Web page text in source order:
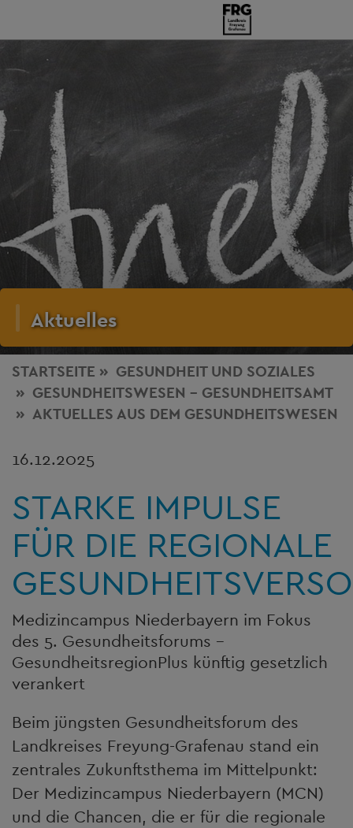
Aktuelles
STARTSEITE GESUNDHEIT UND SOZIALES
GESUNDHEITSWESEN - GESUNDHEITSAMT
AKTUELLES AUS DEM GESUNDHEITSWESEN
16.12.2025
STARKE IMPULSE
FÜR DIE REGIONALE
Medizincampus Niederbayern im Fokus
des 5. Gesundheitsforums –
GesundheitsregionPlus künftig gesetzlich
verankert
Beim jüngsten Gesundheitsforum des
Landkreises Freyung-Grafenau stand ein
zentrales Zukunftsthema im Mittelpunkt:
Der Medizincampus Niederbayern (MCN)
und die Chancen, die er für die regionale